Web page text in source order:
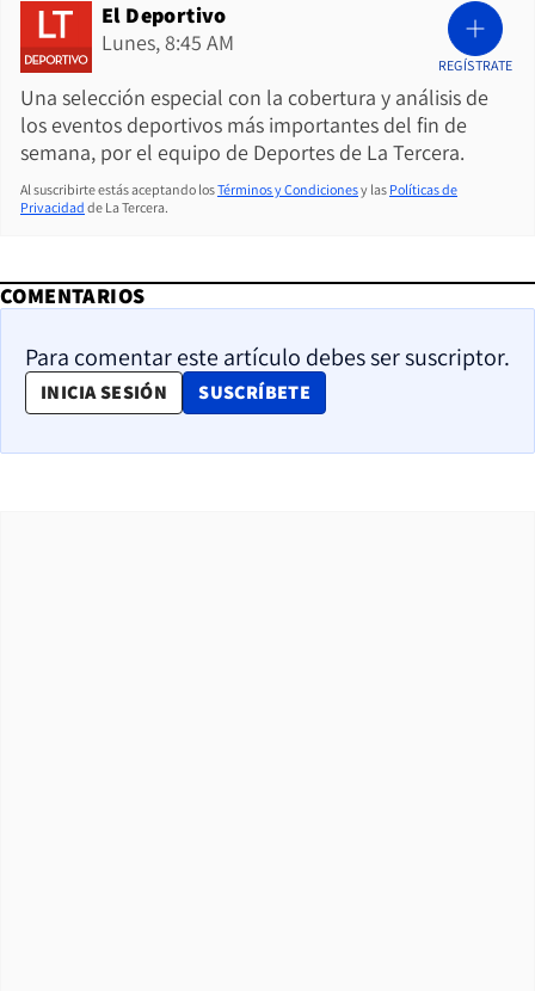
El Deportivo
Lunes, 8:45 AM
Una selección especial con la cobertura y análisis de
los eventos deportivos más importantes del fin de
semana, por el equipo de Deportes de La Tercera.
REGÍSTRATE
Al suscribirte estás aceptando losTérminos y Condicionesy las Políticas de
Privacidad de La Tercera.
COMENTARIOS
Para comentar este artículo debes ser suscriptor.
INICIA SESIÓN SUSCRÍBETE
OPENS IN NEW WINDOW